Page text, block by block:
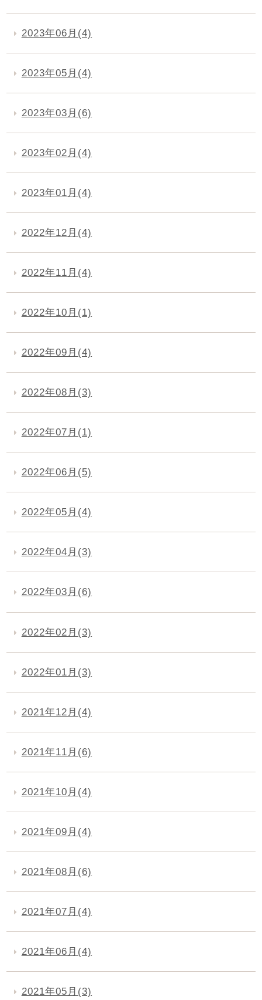
2023年06月(4)
2023年05月(4)
2023年03月(6)
2023年02月(4)
2023年01月(4)
2022年12月(4)
2022年11月(4)
2022年10月(1)
2022年09月(4)
2022年08月(3)
2022年07月(1)
2022年06月(5)
2022年05月(4)
2022年04月(3)
2022年03月(6)
2022年02月(3)
2022年01月(3)
2021年12月(4)
2021年11月(6)
2021年10月(4)
2021年09月(4)
2021年08月(6)
2021年07月(4)
2021年06月(4)
2021年05月(3)